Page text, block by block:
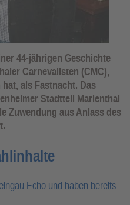
44-jährigen Geschichte
Carnevalisten (CMC),
als Fastnacht. Das
Stadtteil Marienthal
Zuwendung aus Anlass des
Echo und haben bereits